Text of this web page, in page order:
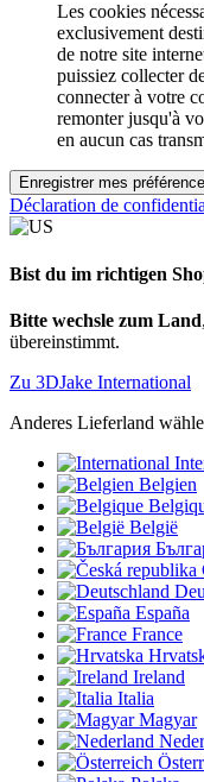
Les cookies
exclusivement
de notre site
puissiez collecter
connecter à votre
remonter jusqu'à
en aucun cas
Enregistrer mes
Déclaration de
Bist du im richtigen
Bitte wechsle zum Land
übereinstimmt.
Zu 3DJake International
Anderes Lieferland
Belgien
België
España
France
Ireland
Italia
Magyar